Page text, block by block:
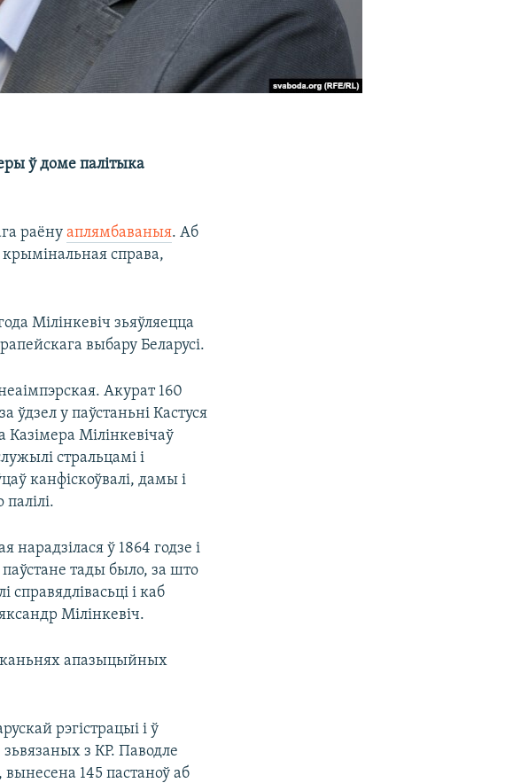
ў доме палітыка
раёнуаплямбаваныя. Аб
справа,
Мілінкевіч зьяўляецца
выбару Беларусі.
Акурат 160
ўдзел у паўстаньні Кастуся
Мілінкевічаў
стральцамі і
канфіскоўвалі, дамы і
нарадзілася ў 1864 годзе і
тады было, за што
і каб
Мілінкевіч.
апазыцыйных
рэгістрацыі і ў
зьвязаных з КР. Паводле
145 пастаноў аб